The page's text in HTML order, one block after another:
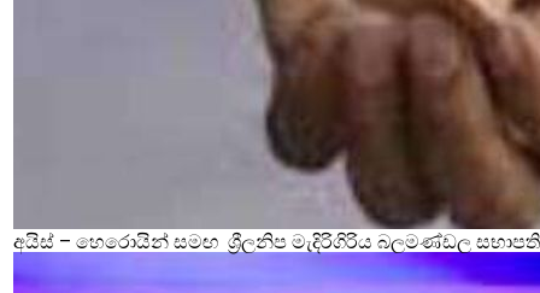
අයිස් – හෙරොයින් සමඟ ශ්‍රීලනිප මැදිරිගිරිය බලමණ්ඩල සභාපති